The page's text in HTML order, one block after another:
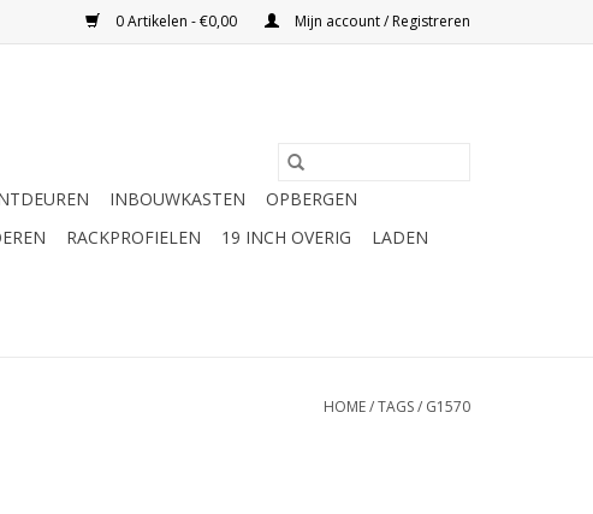
0 Artikelen - €0,00 Mijn account / Registreren
INBOUWKASTEN
OPBERGEN
RACKPROFIELEN 19 INCH OVERIG LADEN
HOME/TAGS/ G1570